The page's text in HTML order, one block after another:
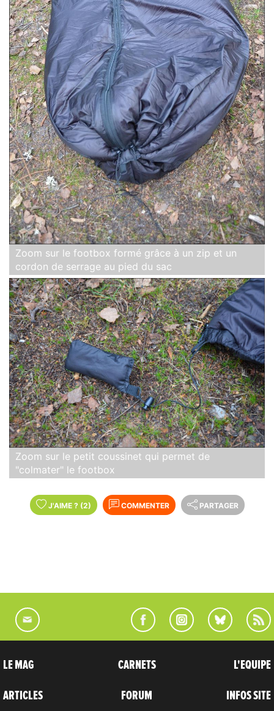
Zoom sur le footbox formé grâce à un zip et un
cordon de serrage au pied du sac
Zoom sur le petit coussinet qui permet de
"colmater" le footbox
J'AIME ? (2) COMMENTER PARTAGER
LE MAG
ARTICLES
CARNETS
FORUM
L'EQUIPE
INFOS SITE